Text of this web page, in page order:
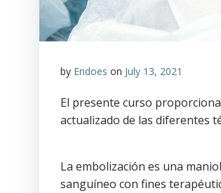
by Endoes on July 13, 2021
El presente curso
actualizado de las diferentes
La embolización es una
sanguíneo con fines